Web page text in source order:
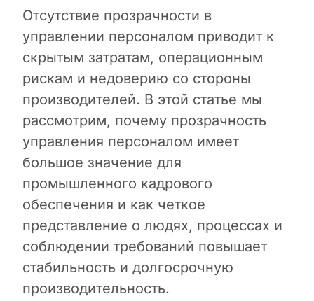
Отсутствие прозрачности в
управлении персоналом приводит к
скрытым затратам, операционным
рискам и недоверию со стороны
производителей. В этой статье мы
рассмотрим, почему прозрачность
управления персоналом имеет
большое значение для
промышленного кадрового
обеспечения и как четкое
представление о людях, процессах и
соблюдении требований повышает
стабильность и долгосрочную
производительность.